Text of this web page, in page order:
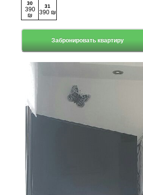
30
390
₪
31
390 ₪
Забронировать квартиру